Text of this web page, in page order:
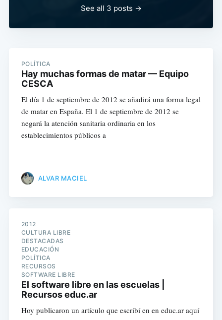
See all 3 posts →
POLÍTICA
Hay muchas formas de matar — Equipo
CESCA
El día 1 de septiembre de 2012 se añadirá una forma legal
de matar en España. El 1 de septiembre de 2012 se
negará la atención sanitaria ordinaria en los
establecimientos públicos a
ALVAR MACIEL
2012
CULTURA LIBRE
DESTACADAS
EDUCACIÓN
POLÍTICA
RECURSOS
SOFTWARE LIBRE
El software libre en las escuelas |
Recursos educ.ar
Hoy publicaron un artículo que escribí en en educ.ar aquí